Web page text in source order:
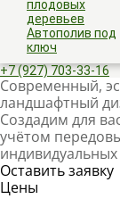
плодовых
деревьев
Автополив под
ключ
+7 (927) 703-33-16
Современный,
ландшафтный
Создадим для
учётом
Оставить заявку
Цены